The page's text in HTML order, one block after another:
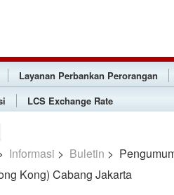
Layanan Perbankan Perorangan
LCS Exchange Rate
Informasi > Buletin >
Kong) Cabang Jakarta